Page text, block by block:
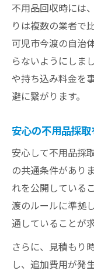
不用品回収時には
りは複数の業者で
可児市今渡の自治
らないようにしま
や持ち込み料金を
避に繋がります。
安心の不用品採
安心して不用品採
の共通条件があり
れを公開している
渡のルールに準拠
通していることが
さらに、見積もり
し、追加費用が発